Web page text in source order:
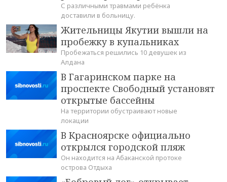
С различными травмами ребёнка
доставили в больницу.
Жительницы Якутии вышли на
пробежку в купальниках
Пробежаться решились 10 девушек из
Алдана
В Гагаринском парке на
проспекте Свободный установят
открытые бассейны
На территории обустраивают новые
локации
В Красноярске официально
открылся городской пляж
Он находится на Абаканской протоке
острова Отдыха